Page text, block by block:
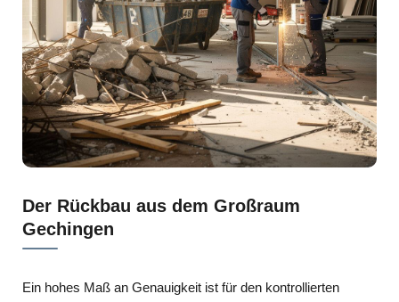
Der Rückbau aus dem Großraum
Gechingen
Ein hohes Maß an Genauigkeit ist für den kontrollierten